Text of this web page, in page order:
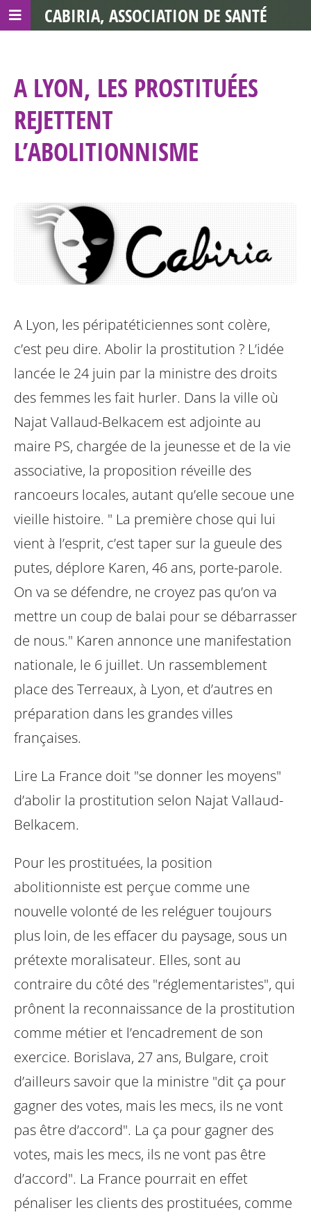
A LYON, LES PROSTITUÉES
REJETTENT
L’ABOLITIONNISME ‎
A Lyon, les péripatéticiennes sont colère,
c’est peu dire. Abolir la prostitution ? L’idée
lancée le 24 juin par la ministre des droits
des femmes les fait hurler. Dans la ville où
Najat Vallaud-Belkacem est adjointe au
maire PS, chargée de la jeunesse et de la vie
associative, la proposition réveille des
rancoeurs locales, autant qu’elle secoue une
vieille histoire. " La première chose qui lui
vient à l’esprit, c’est taper sur la gueule des
putes, déplore Karen, 46 ans, porte-parole.
On va se défendre, ne croyez pas qu’on va
mettre un coup de balai pour se débarrasser
de nous." Karen annonce une manifestation
nationale, le 6 juillet. Un rassemblement
place des Terreaux, à Lyon, et d’autres en
préparation dans les grandes villes
françaises.
Lire La France doit "se donner les moyens"
d’abolir la prostitution selon Najat Vallaud-
Belkacem.
Pour les prostituées, la position
abolitionniste est perçue comme une
nouvelle volonté de les reléguer toujours
plus loin, de les effacer du paysage, sous un
prétexte moralisateur. Elles, sont au
contraire du côté des "réglementaristes", qui
prônent la reconnaissance de la prostitution
comme métier et l’encadrement de son
exercice. Borislava, 27 ans, Bulgare, croit
d’ailleurs savoir que la ministre "dit ça pour
gagner des votes, mais les mecs, ils ne vont
pas être d’accord". La ça pour gagner des
votes, mais les mecs, ils ne vont pas être
d’accord". La France pourrait en effet
pénaliser les clients des prostituées, comme
CABIRIA, ASSOCIATION DE SANTÉ